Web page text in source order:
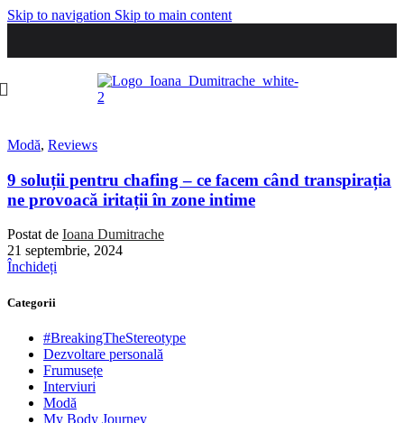
Skip to navigation Skip to main content
Modă, Reviews
9 soluții pentru chafing – ce facem când transpirația
ne provoacă iritații în zone intime
Postat de Ioana Dumitrache
21 septembrie, 2024
Închideți
Categorii
#BreakingTheStereotype
Dezvoltare personală
Frumusețe
Interviuri
Modă
My Body Journey